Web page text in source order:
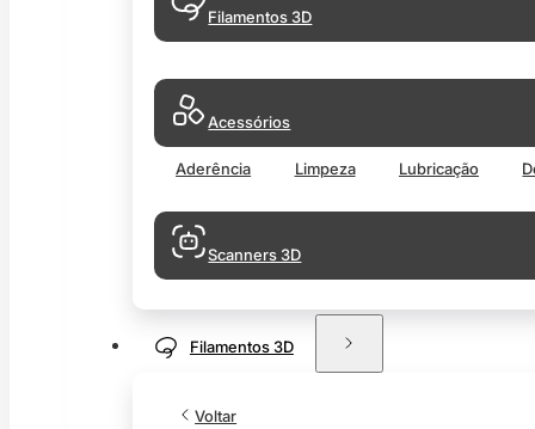
Filamentos 3D
Acessórios
Aderência Limpeza Lubricação
Scanners 3D
Filamentos 3D
Voltar